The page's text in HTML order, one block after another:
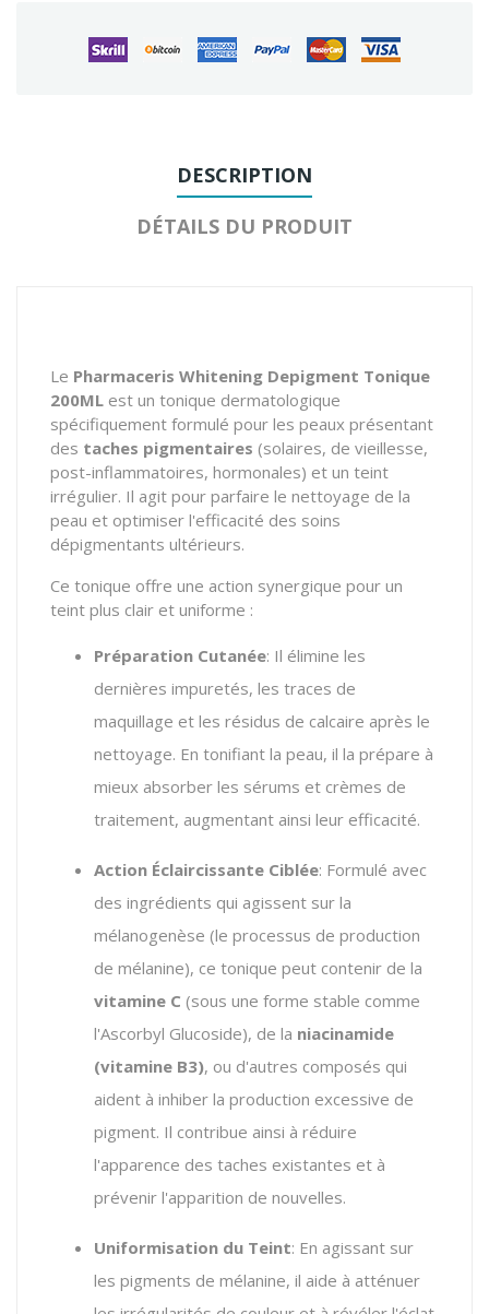
DESCRIPTION
DÉTAILS DU PRODUIT
Le Pharmaceris Whitening Depigment Tonique
200ML est un tonique dermatologique
spécifiquement formulé pour les peaux présentant
des taches pigmentaires (solaires, de vieillesse,
post-inflammatoires, hormonales) et un teint
irrégulier. Il agit pour parfaire le nettoyage de la
peau et optimiser l'efficacité des soins
dépigmentants ultérieurs.
Ce tonique offre une action synergique pour un
teint plus clair et uniforme :
Préparation Cutanée: Il élimine les
dernières impuretés, les traces de
maquillage et les résidus de calcaire après le
nettoyage. En tonifiant la peau, il la prépare à
mieux absorber les sérums et crèmes de
traitement, augmentant ainsi leur efficacité.
Action Éclaircissante Ciblée: Formulé avec
des ingrédients qui agissent sur la
mélanogenèse (le processus de production
de mélanine), ce tonique peut contenir de la
vitamine C (sous une forme stable comme
l'Ascorbyl Glucoside), de la niacinamide
(vitamine B3), ou d'autres composés qui
aident à inhiber la production excessive de
pigment. Il contribue ainsi à réduire
l'apparence des taches existantes et à
prévenir l'apparition de nouvelles.
Uniformisation du Teint: En agissant sur
les pigments de mélanine, il aide à atténuer